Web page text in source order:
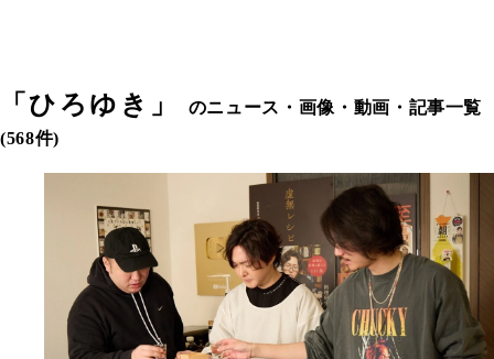
「ひろゆき 」
のニュース・画像・動画・記事一覧
(568件)